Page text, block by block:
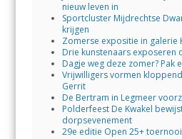
nieuw leven in
Sportcluster Mijdrechtse
krijgen
Zomerse expositie in galerie
Drie kunstenaars exposeren
Dagje weg deze zomer? Pak
Vrijwilligers vormen
Gerrit
De Bertram in Legmeer
Polderfeest De Kwakel
dorpsevenement
29e editie Open 25+